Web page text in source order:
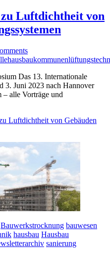
Luftdichtheit von
hausbaukommunen
Das 13. Internationale
3. Juni 2023 nach Hannover
alle Vorträge und
Luftdichtheit von Gebäuden
Bauwerkstrocknung bauwesen
hausbau Hausbau
sanierung